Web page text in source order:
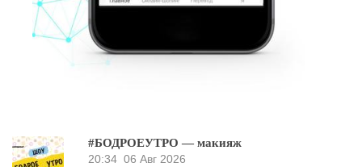
#БОДРОЕУТРО — макияж
20:34 06 Авг 2026